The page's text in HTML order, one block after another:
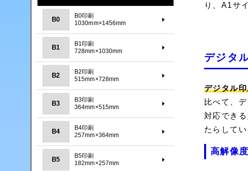
り、A1サ
デジタ
デジタル
比べて、
対応でき
たらしてい
高解像
B0
B0印刷
1030mm×1456mm
B1
B1印刷
728mm×1030mm
B2
B2印刷
515mm×728mm
B3
B3印刷
364mm×515mm
B4
B4印刷
257mm×364mm
B5
B5印刷
182mm×257mm